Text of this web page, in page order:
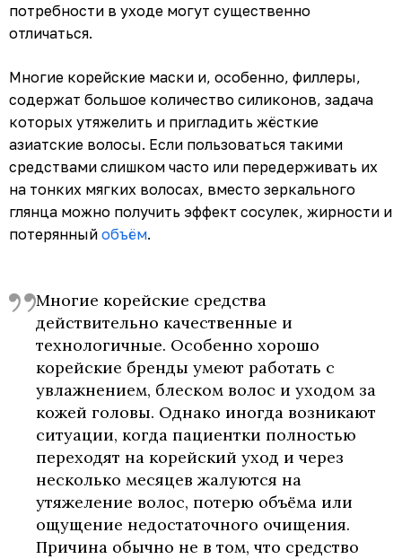
потребности в уходе могут существенно
отличаться.
Многие корейские маски и, особенно, филлеры,
содержат большое количество силиконов, задача
которых утяжелить и пригладить жёсткие
азиатские волосы. Если пользоваться такими
средствами слишком часто или передерживать их
на тонких мягких волосах, вместо зеркального
глянца можно получить эффект сосулек, жирности и
потерянный объём.
Многие корейские средства
действительно качественные и
технологичные. Особенно хорошо
корейские бренды умеют работать с
увлажнением, блеском волос и уходом за
кожей головы. Однако иногда возникают
ситуации, когда пациентки полностью
переходят на корейский уход и через
несколько месяцев жалуются на
утяжеление волос, потерю объёма или
ощущение недостаточного очищения.
Причина обычно не в том, что средство